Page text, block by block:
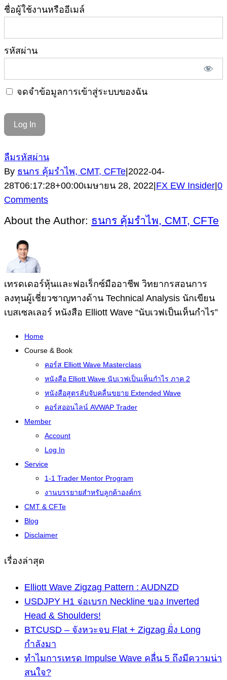
ชื่อผู้ใช้งานหรืออีเมล์
รหัสผ่าน
จดจำข้อมูลการเข้าสู่ระบบของฉัน
ลืมรหัสผ่าน
By ธนกร คุ้มรำไพ, CMT, CFTe 2022-04-
28T06:17:28+00:00เมษายน 28, 2022 FX EW Insider 0
Comments
About the Author: ธนกร คุ้มรำไพ, CMT, CFTe
เทรดเดอร์หุ้นและฟอเร็กซ์มืออาชีพ วิทยากรสอนการ
ลงทุนผู้เชี่ยวชาญทางด้าน Technical Analysis นักเขียน
เบสเซลเลอร์ หนังสือ Elliott Wave “นับเวฟเป็นเห็นกำไร”
Home
Course & Book
คอร์ส Elliott Wave Masterclass
หนังสือ Elliott Wave นับเวฟเป็นเห็นกำไร ภาค 2
หนังสือสูตรลับจับคลื่นขยาย Extended Wave
คอร์สออนไลน์ AVWAP Trader
Member
Account
Log In
Service
1-1 Trader Mentor Program
งานบรรยายสำหรับลูกค้าองค์กร
CMT & CFTe
Blog
Disclaimer
เรื่องล่าสุด
Elliott Wave Zigzag Pattern : AUDNZD
USDJPY H1 จ่อเบรก Neckline ของ Inverted
Head & Shoulders!
BTCUSD – จังหวะจบ Flat + Zigzag ฝั่ง Long
กำลังมา
ทำไมการเทรด Impulse Wave คลื่น 5 ถึงมีความน่า
สนใจ?